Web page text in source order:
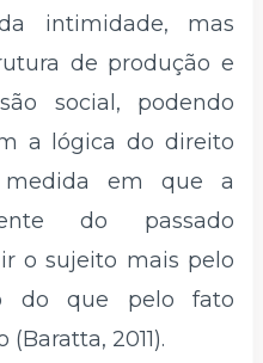
intimidade, mas
de produção e
social, podendo
a lógica do direito
em que a
do passado
o sujeito mais pelo
do que pelo fato
2011).